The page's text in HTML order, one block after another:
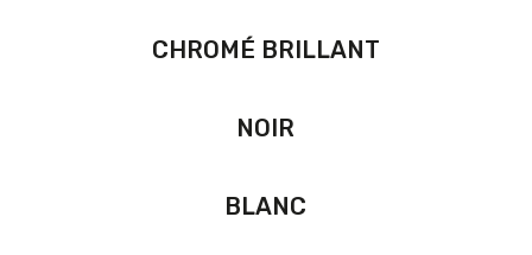
CHROMÉ BRILLANT
NOIR
BLANC